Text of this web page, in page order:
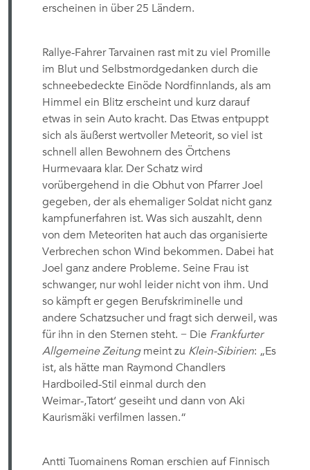
erscheinen in über 25 Ländern.
Rallye-Fahrer Tarvainen rast mit zu viel Promille
im Blut und Selbstmordgedanken durch die
schneebedeckte Einöde Nordfinnlands, als am
Himmel ein Blitz erscheint und kurz darauf
etwas in sein Auto kracht. Das Etwas entpuppt
sich als äußerst wertvoller Meteorit, so viel ist
schnell allen Bewohnern des Örtchens
Hurmevaara klar. Der Schatz wird
vorübergehend in die Obhut von Pfarrer Joel
gegeben, der als ehemaliger Soldat nicht ganz
kampfunerfahren ist. Was sich auszahlt, denn
von dem Meteoriten hat auch das organisierte
Verbrechen schon Wind bekommen. Dabei hat
Joel ganz andere Probleme. Seine Frau ist
schwanger, nur wohl leider nicht von ihm. Und
so kämpft er gegen Berufskriminelle und
andere Schatzsucher und fragt sich derweil, was
für ihn in den Sternen steht. − Die Frankfurter
Allgemeine Zeitungmeint zu Klein-Sibirien: „Es
ist, als hätte man Raymond Chandlers
Hardboiled-Stil einmal durch den
Weimar-,Tatort‘ geseiht und dann von Aki
Kaurismäki verfilmen lassen.“
Antti Tuomainens Roman erschien auf Finnisch